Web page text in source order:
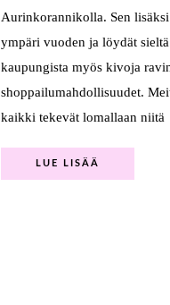
Aurinkorannikolla. Sen lisäksi
ympäri vuoden ja löydät
kaupungista myös kivoja
shoppailumahdollisuudet.
kaikki tekevät lomallaan niitä
LUE LISÄÄ